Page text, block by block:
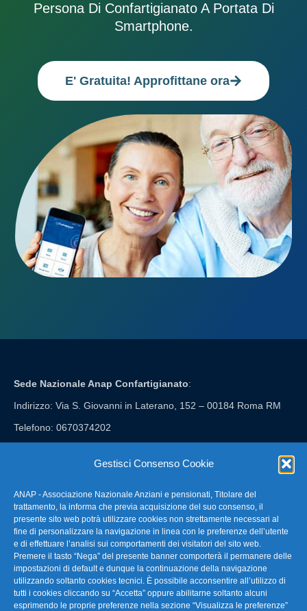
Gestisci Consenso Cookie
ANAP - Associazione Nazionale Anziani e pensionati, Titolare del
trattamento, la informa che previa acquisizione del suo consenso, il
presente sito web potrà utilizzare cookies non strettamente necessari al
fine di personalizzare la navigazione in linea con le preferenze dell’utente
e di effettuare l’analisi sui comportamenti dei visitatori del sito web.
Premere il tasto “Nega” del presente banner comporterà il permanere delle
impostazioni di default e dunque la continuazione della navigazione
utilizzando soltanto cookies tecnici. È possibile acconsentire all’utilizzo di
tutti i cookies cliccando su “Accetta” oppure abilitarne soltanto alcuni
esprimendo le proprie preferenze nella sezione “Visualizza le preferenze”
Persona Di Confartigianato A Portata Di
Smartphone.
E' Gratuita! Approfittane ora
Sede Nazionale Anap Confartigianato:
Indirizzo: Via S. Giovanni in Laterano, 152 – 00184 Roma RM
Telefono: 0670374202
FAQ – Domande Frequenti
La nostra Newsletter
Link Utili
TG Confartigianato